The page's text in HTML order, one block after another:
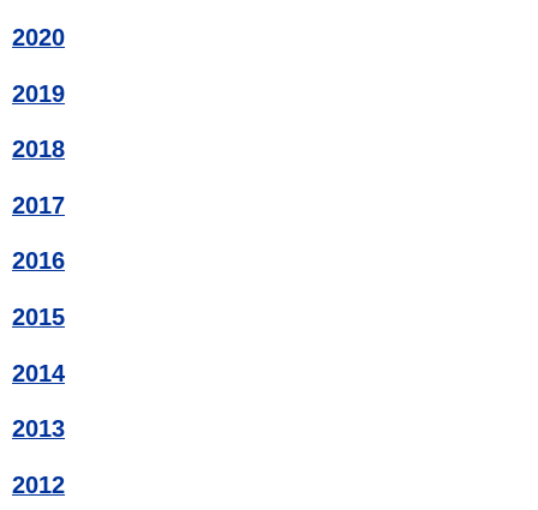
2020
2019
2018
2017
2016
2015
2014
2013
2012